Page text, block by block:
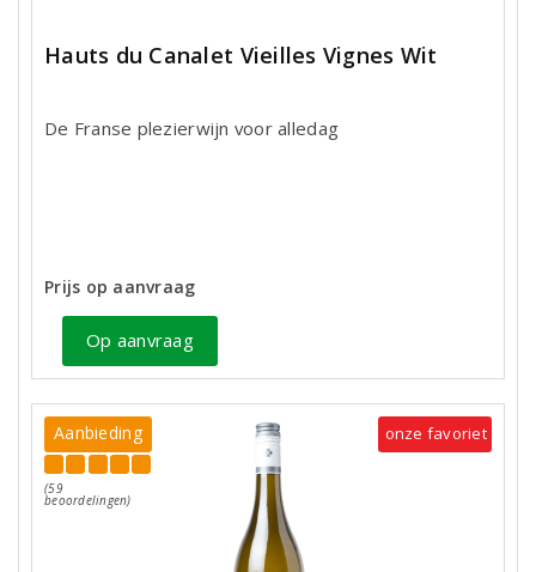
Hauts du Canalet Vieilles Vignes Wit
De Franse plezierwijn voor alledag
Prijs op aanvraag
Op aanvraag
Aanbieding
(59
beoordelingen)
onze favoriet